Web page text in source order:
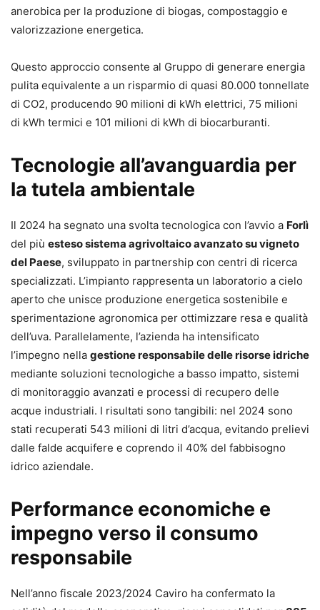
anerobica per la produzione di biogas, compostaggio e
valorizzazione energetica.
Questo approccio consente al Gruppo di generare energia
pulita equivalente a un risparmio di quasi 80.000 tonnellate
di CO2, producendo 90 milioni di kWh elettrici, 75 milioni
di kWh termici e 101 milioni di kWh di biocarburanti.
Tecnologie all’avanguardia per
la tutela ambientale
Il 2024 ha segnato una svolta tecnologica con l’avvio a Forlì
del più esteso sistema agrivoltaico avanzato su vigneto
del Paese, sviluppato in partnership con centri di ricerca
specializzati. L’impianto rappresenta un laboratorio a cielo
aperto che unisce produzione energetica sostenibile e
sperimentazione agronomica per ottimizzare resa e qualità
dell’uva. Parallelamente, l’azienda ha intensificato
l’impegno nella gestione responsabile delle risorse idriche
mediante soluzioni tecnologiche a basso impatto, sistemi
di monitoraggio avanzati e processi di recupero delle
acque industriali. I risultati sono tangibili: nel 2024 sono
stati recuperati 543 milioni di litri d’acqua, evitando prelievi
dalle falde acquifere e coprendo il 40% del fabbisogno
idrico aziendale.
Performance economiche e
impegno verso il consumo
responsabile
Nell’anno fiscale 2023/2024 Caviro ha confermato la